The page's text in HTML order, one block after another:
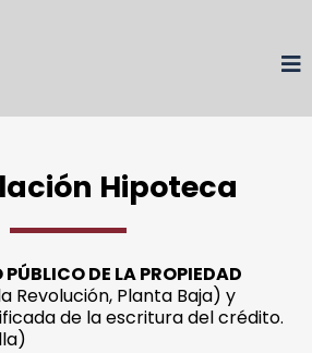
Hipoteca
PÚBLICO DE LA PROPIEDAD
Revolución, Planta Baja) y
de la escritura del crédito.